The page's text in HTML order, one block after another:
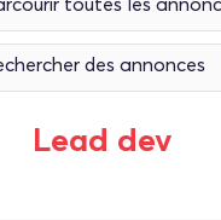
toutes les
des annonces
Lead dev